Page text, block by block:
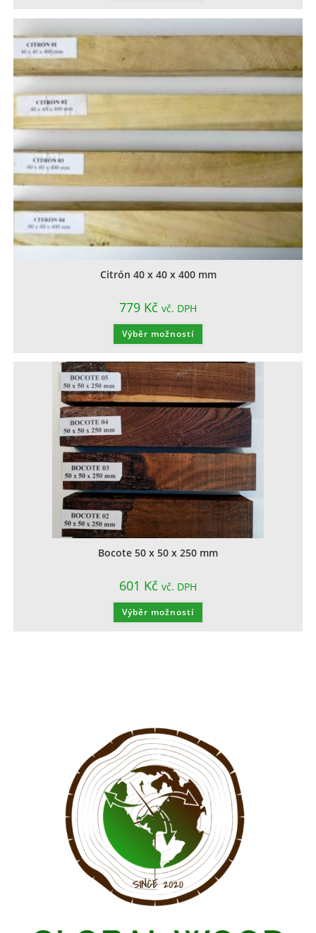
Citrón 40 x 40 x 400 mm
779 Kč vč. DPH
Výběr možností
Bocote 50 x 50 x 250 mm
601 Kč vč. DPH
Výběr možností